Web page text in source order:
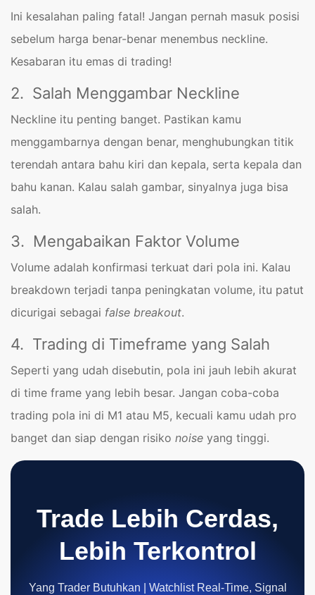
Ini kesalahan paling fatal! Jangan pernah masuk posisi
sebelum harga benar-benar menembus neckline.
Kesabaran itu emas di trading!
2. Salah Menggambar Neckline
Neckline itu penting banget. Pastikan kamu
menggambarnya dengan benar, menghubungkan titik
terendah antara bahu kiri dan kepala, serta kepala dan
bahu kanan. Kalau salah gambar, sinyalnya juga bisa
salah.
3. Mengabaikan Faktor Volume
Volume adalah konfirmasi terkuat dari pola ini. Kalau
breakdown terjadi tanpa peningkatan volume, itu patut
dicurigai sebagai false breakout.
4. Trading di Timeframe yang Salah
Seperti yang udah disebutin, pola ini jauh lebih akurat
di time frame yang lebih besar. Jangan coba-coba
trading pola ini di M1 atau M5, kecuali kamu udah pro
banget dan siap dengan risiko noise yang tinggi.
Trade Lebih Cerdas,
Lebih Terkontrol
Yang Trader Butuhkan | Watchlist Real-Time, Signal